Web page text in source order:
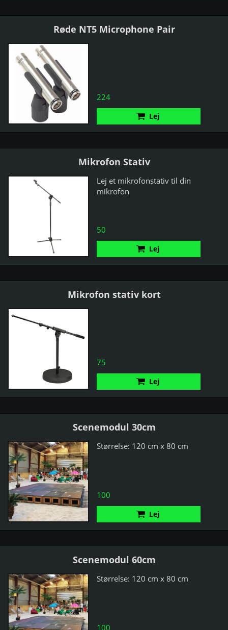
Røde NT5 Microphone Pair
224
Lej
Mikrofon Stativ
Lej et mikrofonstativ til din
mikrofon
50
Lej
Mikrofon stativ kort
75
Lej
Scenemodul 30cm
Størrelse: 120 cm x 80 cm
100
Lej
Scenemodul 60cm
Størrelse: 120 cm x 80 cm
100